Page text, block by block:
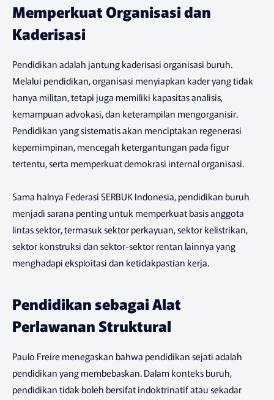
Memperkuat Organisasi dan
Kaderisasi
Pendidikan adalah jantung kaderisasi organisasi buruh.
Melalui pendidikan, organisasi menyiapkan kader yang tidak
hanya militan, tetapi juga memiliki kapasitas analisis,
kemampuan advokasi, dan keterampilan mengorganisir.
Pendidikan yang sistematis akan menciptakan regenerasi
kepemimpinan, mencegah ketergantungan pada figur
tertentu, serta memperkuat demokrasi internal organisasi.
Sama halnya Federasi SERBUK Indonesia, pendidikan buruh
menjadi sarana penting untuk memperkuat basis anggota
lintas sektor, termasuk sektor perkayuan, sektor kelistrikan,
sektor konstruksi dan sektor-sektor rentan lainnya yang
menghadapi eksploitasi dan ketidakpastian kerja.
Pendidikan sebagai Alat
Perlawanan Struktural
Paulo Freire menegaskan bahwa pendidikan sejati adalah
pendidikan yang membebaskan. Dalam konteks buruh,
pendidikan tidak boleh bersifat indoktrinatif atau sekadar